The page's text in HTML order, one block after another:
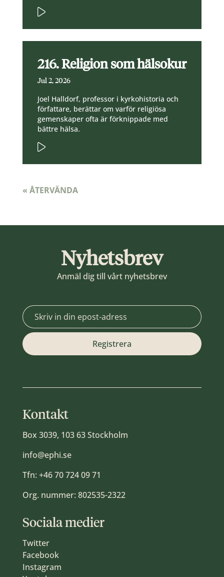
216. Religion som hälsokur
Jul 2, 2026
Joel Halldorf, professor i kyrkohistoria och
författare, berättar om varför religiösa
gemenskaper ofta är förknippade med
bättre hälsa.
« ÅTERVÄNDA
Nyhetsbrev
Anmäl dig till vårt nyhetsbrev
Kontakt
Box 3039, 103 63 Stockholm
info@ephi.se
Tfn: +46 70 724 09 71
Org. nummer: 802535-2322
Sociala medier
Twitter
Facebook
Instagram